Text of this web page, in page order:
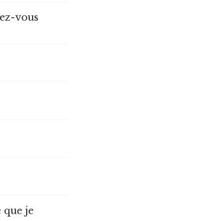
vous
que je